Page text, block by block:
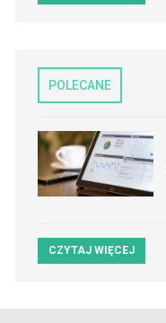
POLECANE
CZYTAJ WIĘCEJ